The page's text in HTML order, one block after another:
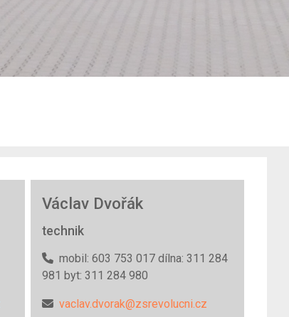
Václav Dvořák
technik
mobil: 603 753 017 dílna: 311 284
981 byt: 311 284 980
vaclav.dvorak@zsrevolucni.cz